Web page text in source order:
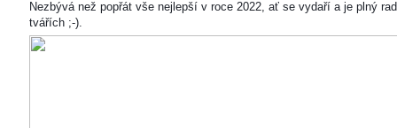
Nezbývá než popřát vše nejlepší v roce 2022, ať se vydaří a je plný
tvářích ;-).